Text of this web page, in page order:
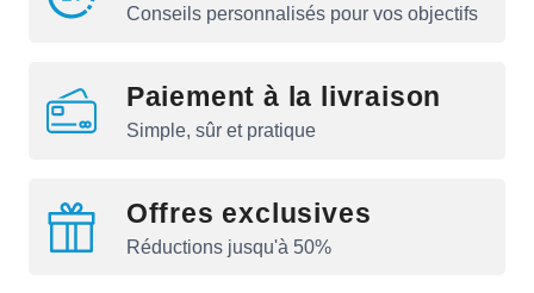
Conseils personnalisés pour vos objectifs
Paiement à la livraison
Simple, sûr et pratique
Offres exclusives
Réductions jusqu'à 50%